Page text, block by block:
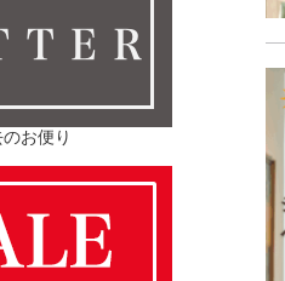
ＴＥＲ
お便り